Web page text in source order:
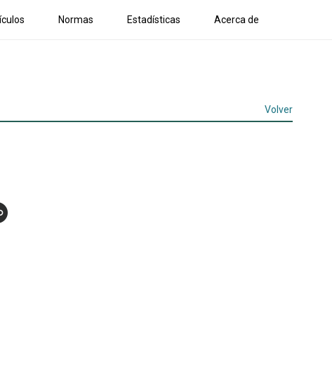
Normas Estadísticas Acerca de
Volver